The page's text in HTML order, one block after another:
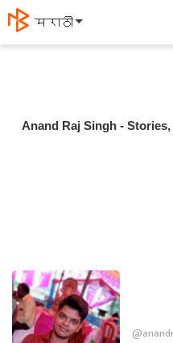
मराठी
Anand Raj Singh -